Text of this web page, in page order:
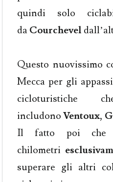
quindi solo
daCourchevel
Questo nuovissimo
Mecca per gli
includonoVentoux,
Il fatto poi
chilometri
superare gli altri